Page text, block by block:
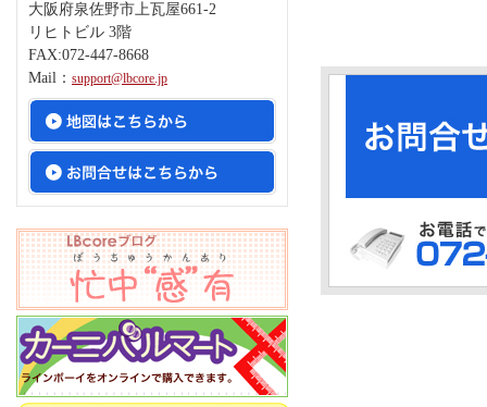
大阪府泉佐野市上瓦屋661-2
リヒトビル 3階
FAX:072-447-8668
Mail： support@lbcore.jp